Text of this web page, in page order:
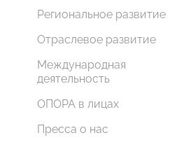
Региональное развитие
Отраслевое развитие
Международная
деятельность
ОПОРА в лицах
Пресса о нас